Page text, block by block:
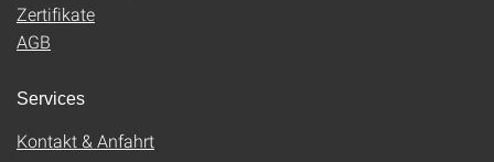
Zertifikate
AGB
Services
Kontakt & Anfahrt